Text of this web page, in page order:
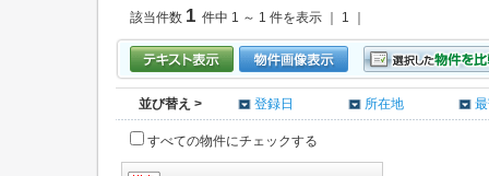
該当件数 1 件中 1 ～ 1 件を表示 ｜ 1 ｜
並び替え > 登録日 所在地
すべての物件にチェックする